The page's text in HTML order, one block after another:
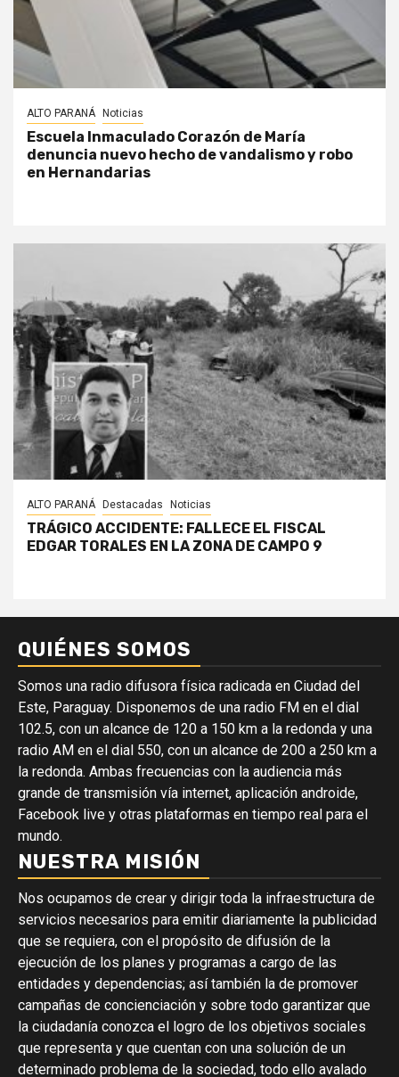
ALTO PARANÁ Noticias
Escuela Inmaculado Corazón de María
denuncia nuevo hecho de vandalismo y robo
en Hernandarias
ALTO PARANÁ Destacadas Noticias
TRÁGICO ACCIDENTE: FALLECE EL FISCAL
EDGAR TORALES EN LA ZONA DE CAMPO 9
QUIÉNES SOMOS
Somos una radio difusora física radicada en Ciudad del
Este, Paraguay. Disponemos de una radio FM en el dial
102.5, con un alcance de 120 a 150 km a la redonda y una
radio AM en el dial 550, con un alcance de 200 a 250 km a
la redonda. Ambas frecuencias con la audiencia más
grande de transmisión vía internet, aplicación androide,
Facebook live y otras plataformas en tiempo real para el
mundo.
NUESTRA MISIÓN
Nos ocupamos de crear y dirigir toda la infraestructura de
servicios necesarios para emitir diariamente la publicidad
que se requiera, con el propósito de difusión de la
ejecución de los planes y programas a cargo de las
entidades y dependencias; así también la de promover
campañas de concienciación y sobre todo garantizar que
la ciudadanía conozca el logro de los objetivos sociales
que representa y que cuentan con una solución de un
determinado problema de la sociedad, todo ello avalado